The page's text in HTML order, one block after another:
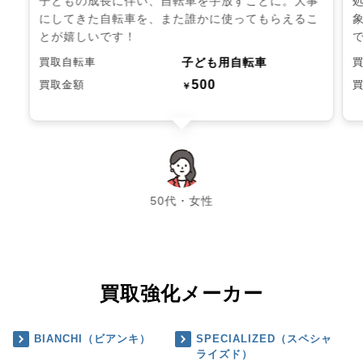
にしてきた自転車を、また誰かに使ってもらえるこ
とが嬉しいです！
買取自転車 子ども用自転車
買取金額 ￥500
50代・女性
chevron_left chevron_right
買取強化メーカー
BIANCHI（ビアンキ）
SPECIALIZED（スペシャ
ライズド）